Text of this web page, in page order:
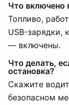
Что включено
Топливо,
USB-зарядки,
— включены.
Что делать,
остановка?
Скажите
безопасном